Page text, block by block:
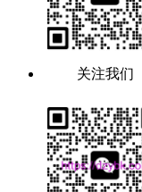
关注我们